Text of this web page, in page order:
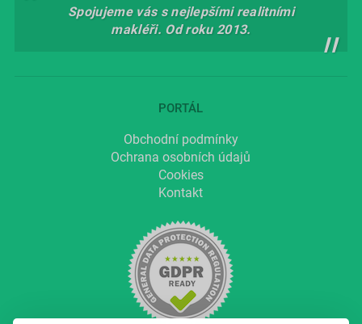
Spojujeme vás s nejlepšími realitními
makléři. Od roku 2013.
PORTÁL
Obchodní podmínky
Ochrana osobních údajů
Cookies
Kontakt